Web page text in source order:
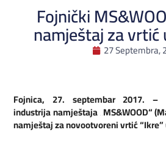
Fojnički
namještaj za vrtić
27 Septembra,
Fojnica, 27. septembar 2017. –
industrija namještaja „MS&WOOD“
namještaj za novootvoreni vrtić